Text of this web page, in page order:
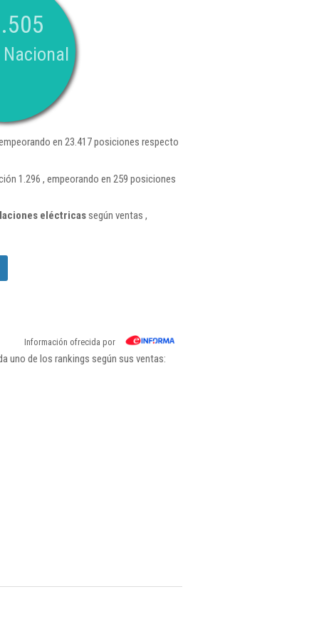
en 23.417 posiciones respecto
1.296 , empeorando en 259 posiciones
eléctricassegún ventas ,
Información ofrecida por
uno de los rankings según sus ventas: